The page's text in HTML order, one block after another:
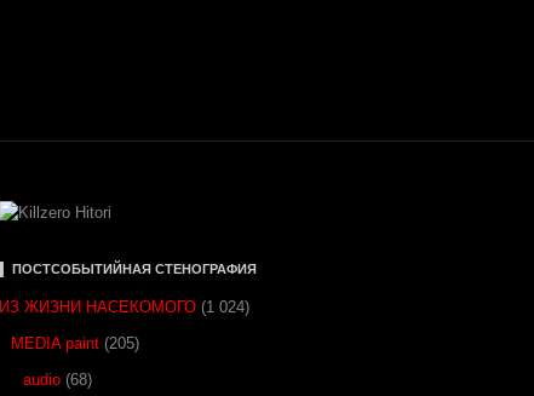
▌ ПОСТСОБЫТИЙНАЯ СТЕНОГРАФИЯ
ИЗ ЖИЗНИ НАСЕКОМОГО(1 024)
MEDIA paint(205)
audio(68)